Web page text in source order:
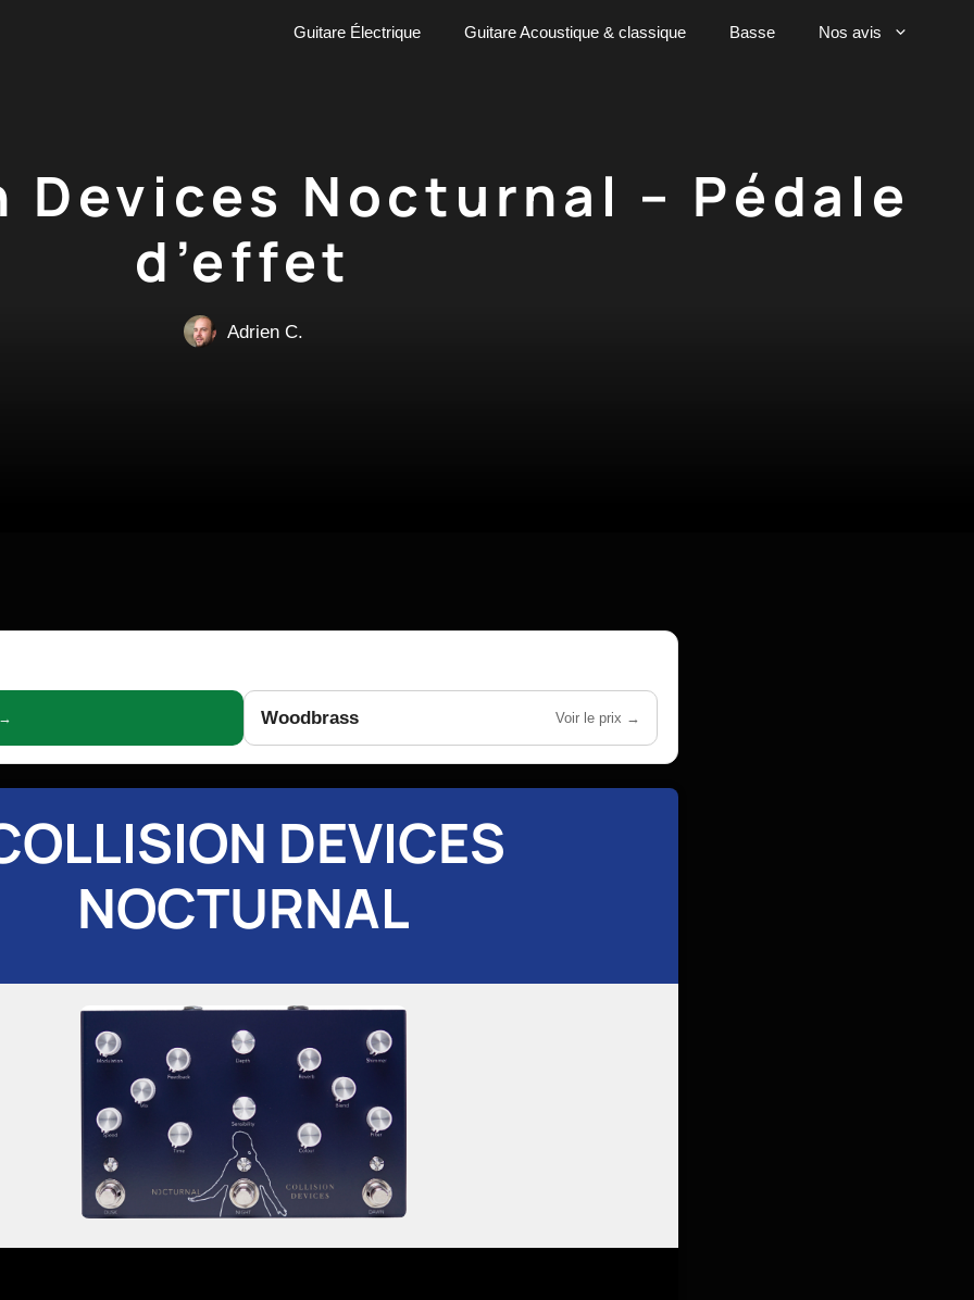
Guitare Électrique Guitare Acoustique & classique Basse Nos avis
Nocturnal – Pédale
d’effet
Adrien C.
Woodbrass Voir le prix →
DEVICES
NOCTURNAL